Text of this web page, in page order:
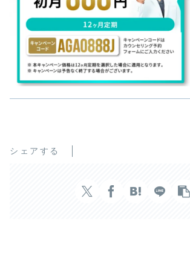
シェアする